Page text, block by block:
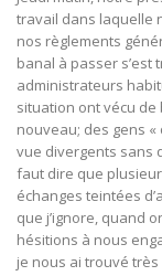
travail dans laquelle
nos règlements
banal à passer
administrateurs
situation ont vécu de
nouveau; des gens «
vue divergents sans
faut dire que
échanges teintées
que j’ignore, quand
hésitions à nous
je nous ai trouvé très